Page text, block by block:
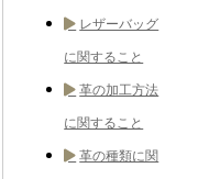
レザーバッグ
に関すること
革の加工方法
に関すること
革の種類に関